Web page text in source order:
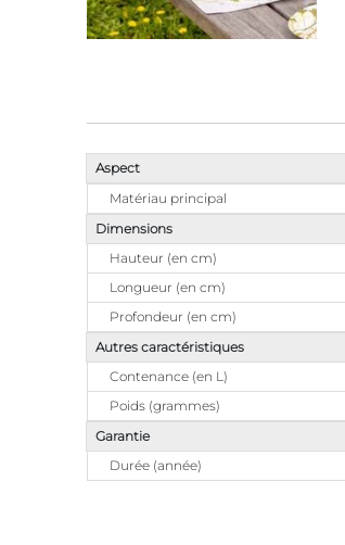
Aspect
Matériau principal
Dimensions
Hauteur (en cm)
Longueur (en cm)
Profondeur (en cm)
Autres caractéristiques
Contenance (en L)
Poids (grammes)
Garantie
Durée (année)